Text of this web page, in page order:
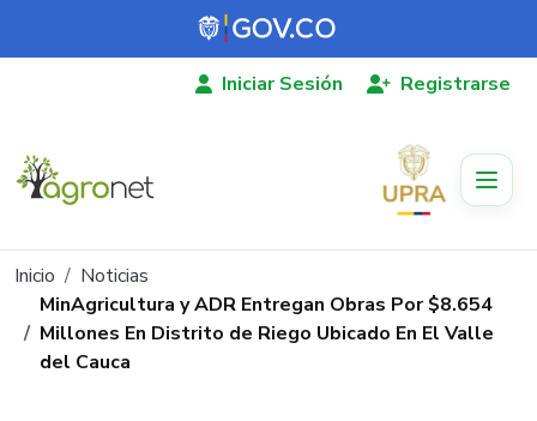
Pasar al contenido principal
Iniciar Sesión Registrarse
Ruta de navegación
Inicio
Noticias
MinAgricultura y ADR Entregan Obras Por $8.654
Millones En Distrito de Riego Ubicado En El Valle
del Cauca